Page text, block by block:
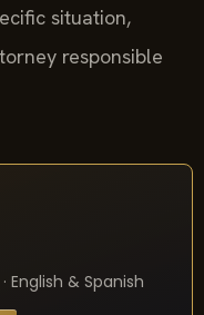
situation,
responsible
English & Spanish